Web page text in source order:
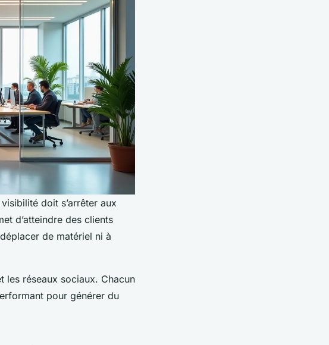
doit s’arrêter aux
d’atteindre des clients
de matériel ni à
les réseaux sociaux. Chacun
pour générer du